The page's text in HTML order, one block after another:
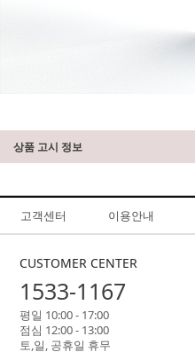
상품 고시 정보
고객센터 이용안내
CUSTOMER CENTER
1533-1167
평일 10:00 - 17:00
점심 12:00 - 13:00
토,일, 공휴일 휴무